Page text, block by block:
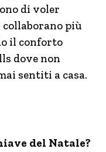
di voler
più
il conforto
dove non
sentiti a casa.
del Natale?